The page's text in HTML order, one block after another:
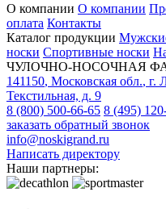
О компании О компании
оплата Контакты
Каталог продукции
носки Спортивные носки
ЧУЛОЧНО-НОСОЧНАЯ
141150, Московская обл., г.
Текстильная, д. 9
8 (800) 500-66-65 8 (495)
заказать обратный звонок
info@noskigrand.ru
Написать директору
Наши партнеры: